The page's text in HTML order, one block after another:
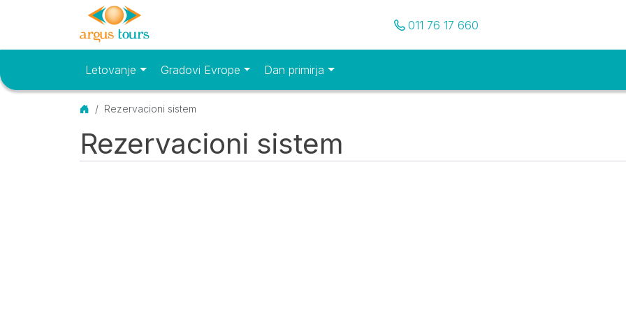
Pozovite nas
011 76 17 660
Osnovni meniLetovanje Gradovi Evrope Dan primirja
Početna
Rezervacioni sistem
Rezervacioni sistem